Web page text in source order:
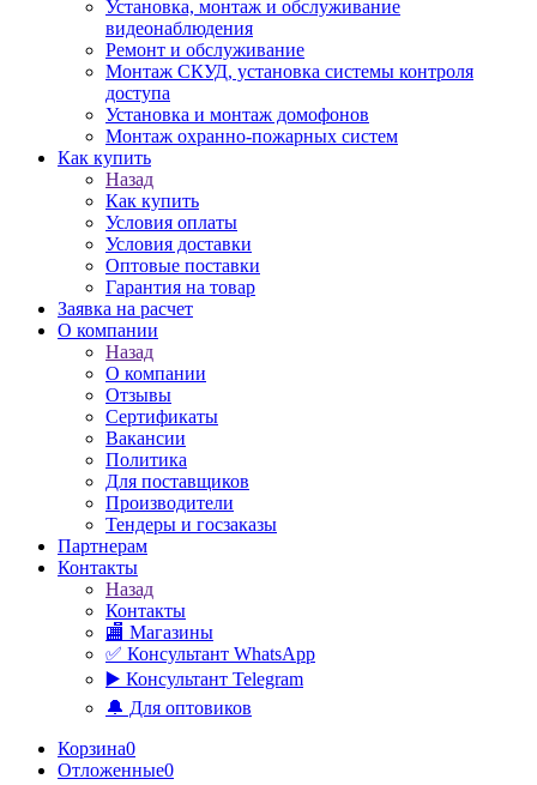
Установка, монтаж и обслуживание
видеонаблюдения
Ремонт и обслуживание
Монтаж СКУД, установка системы контроля
доступа
Установка и монтаж домофонов
Монтаж охранно-пожарных систем
Как купить
Назад
Как купить
Условия оплаты
Условия доставки
Оптовые поставки
Гарантия на товар
Заявка на расчет
О компании
Назад
О компании
Отзывы
Сертификаты
Вакансии
Политика
Для поставщиков
Производители
Тендеры и госзаказы
Партнерам
Контакты
Назад
Контакты
🏬 Магазины
✅️ Консультант WhatsApp
▶️ Консультант Telegram
🔔 Для оптовиков
Корзина0
Отложенные0